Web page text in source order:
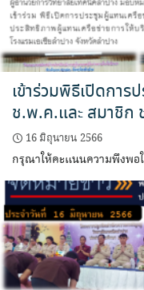
เข้าร่วมพิธีเปิดการ
ช.พ.ค.และ สมาชิก
16 มิถุนายน 2566
กรุณาให้คะแนนความพึงพอ